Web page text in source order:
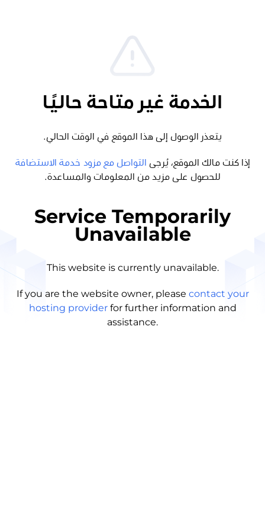
الخدمة غير متاحة حاليًا
يتعذر الوصول إلى هذا الموقع في الوقت الحالي.
إذا كنت مالك الموقع، يُرجى
التواصل مع مزود خدمة الاستضافة
للحصول على مزيد من المعلومات والمساعدة.
Service Temporarily
Unavailable
This website is currently unavailable.
If you are the website owner, please contact your
hosting provider for further information and
assistance.